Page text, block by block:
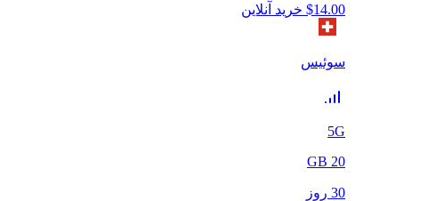
$14.00 خرید آنلاین
سوئیس
5G
20
30 روز